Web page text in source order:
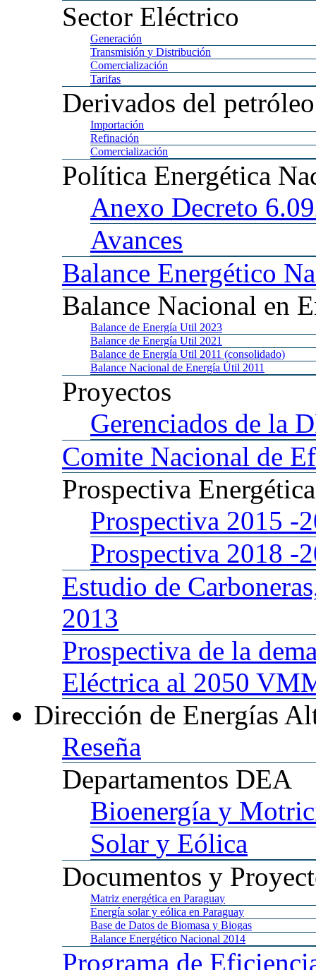
Sector Eléctrico
Generación
Transmisión y Distribución
Comercialización
Tarifas
Derivados del petróleo
Importación
Refinación
Comercialización
Política Energética
Anexo Decreto
Avances
Balance Energético
Balance Nacional en
Balance de Energía Util 2023
Balance de Energía Util 2021
Balance de Energía Util 2011 (consolidado)
Balance Nacional de Energía Útil 2011
Proyectos
Gerenciados de la
Comite Nacional de
Prospectiva
Prospectiva 2015 -
Prospectiva 2018 -
Estudio de
2013
Prospectiva de la
Eléctrica al 2050
Dirección de Energías
Reseña
Departamentos DEA
Bioenergía y
Solar y Eólica
Documentos y
Matriz energética en Paraguay
Energía solar y eólica en Paraguay
Base de Datos de Biomasa y Biogas
Balance Energético Nacional 2014
Programa de